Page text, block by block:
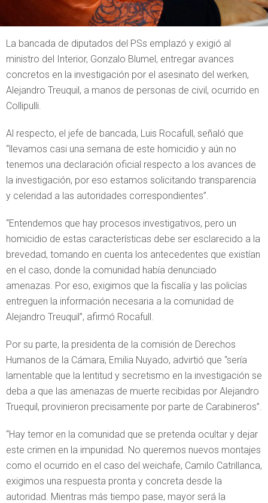
La bancada de diputados del PSs emplazó y exigió al
ministro del Interior, Gonzalo Blumel, entregar avances
concretos en la investigación por el asesinato del werken,
Alejandro Treuquil, a manos de personas de civil, ocurrido en
Collipulli.
Al respecto, el jefe de bancada, Luis Rocafull, señaló que
“llevamos casi una semana de este homicidio y aún no
tenemos una declaración oficial respecto a los avances de
la investigación, por eso estamos solicitando transparencia
y celeridad a las autoridades correspondientes”.
“Entendemos que hay procesos investigativos, pero un
homicidio de estas características debe ser esclarecido a la
brevedad, tomando en cuenta los antecedentes que existían
en el caso, donde la comunidad había denunciado
amenazas. Por eso, exigimos que la fiscalía y las policías
entreguen la información necesaria a la comunidad de
Alejandro Treuquil”, afirmó Rocafull.
Por su parte, la presidenta de la comisión de Derechos
Humanos de la Cámara, Emilia Nuyado, advirtió que “sería
lamentable que la lentitud y secretismo en la investigación se
deba a que las amenazas de muerte recibidas por Alejandro
Truequil, provinieron precisamente por parte de Carabineros”.
“Hay temor en la comunidad que se pretenda ocultar y dejar
este crimen en la impunidad. No queremos nuevos montajes
como el ocurrido en el caso del weichafe, Camilo Catrillanca,
exigimos una respuesta pronta y concreta desde la
autoridad. Mientras más tiempo pase, mayor será la